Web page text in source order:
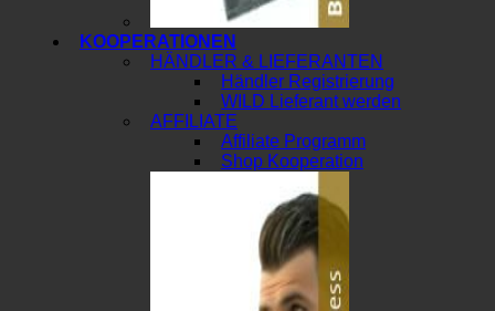
KOOPERATIONEN
HÄNDLER & LIEFERANTEN
Händler Registrierung
WILD Lieferant werden
AFFILIATE
Affiliate Programm
Shop Kooperation